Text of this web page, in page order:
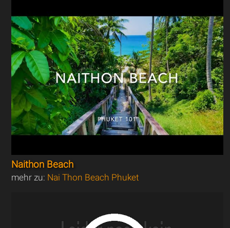
Naithon Beach
mehr zu: Nai Thon Beach Phuket